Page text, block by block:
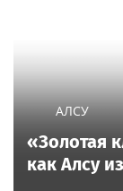
АЛСУ
«Золотая
как Алсу